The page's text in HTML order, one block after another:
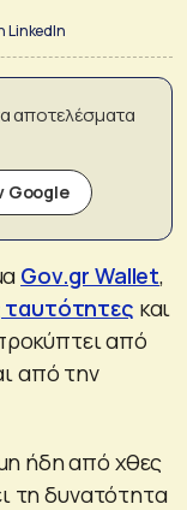
LinkedIn
αποτελέσματα
Google
Gov.gr Wallet,
ταυτότητες και
από
από την
ήδη από χθες
τη δυνατότητα